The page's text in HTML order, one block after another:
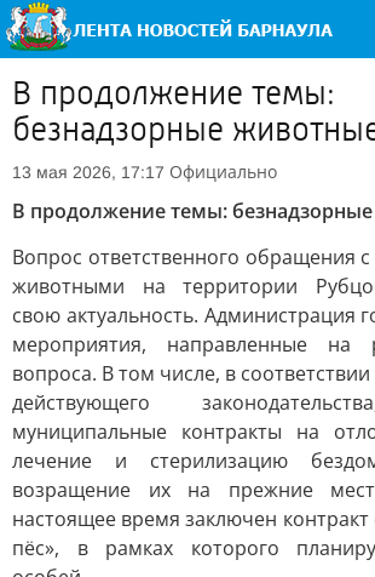
В продолжение темы:
безнадзорные
13 мая 2026, 17:17 Официально
В продолжение темы:
Вопрос ответственного обращения
животными на территории
свою актуальность. Администрация
мероприятия, направленные на
вопроса. В том числе, в
действующего
муниципальные контракты на
лечение и стерилизацию
возращение их на прежние
настоящее время заключен
пёс», в рамках которого